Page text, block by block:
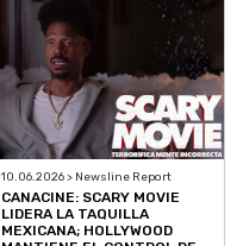
10.06.2026 > Newsline Report
CANACINE: SCARY MOVIE
LIDERA LA TAQUILLA
MEXICANA; HOLLYWOOD